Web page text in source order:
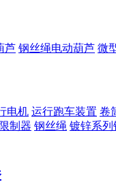
芦 钢丝绳电动葫芦 微
电机 运行跑车装置 卷
制器 钢丝绳 镀锌系列